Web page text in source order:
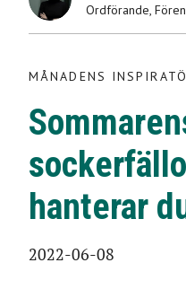
Ordförande,
MÅNADENS
hanterar
2022-06-08